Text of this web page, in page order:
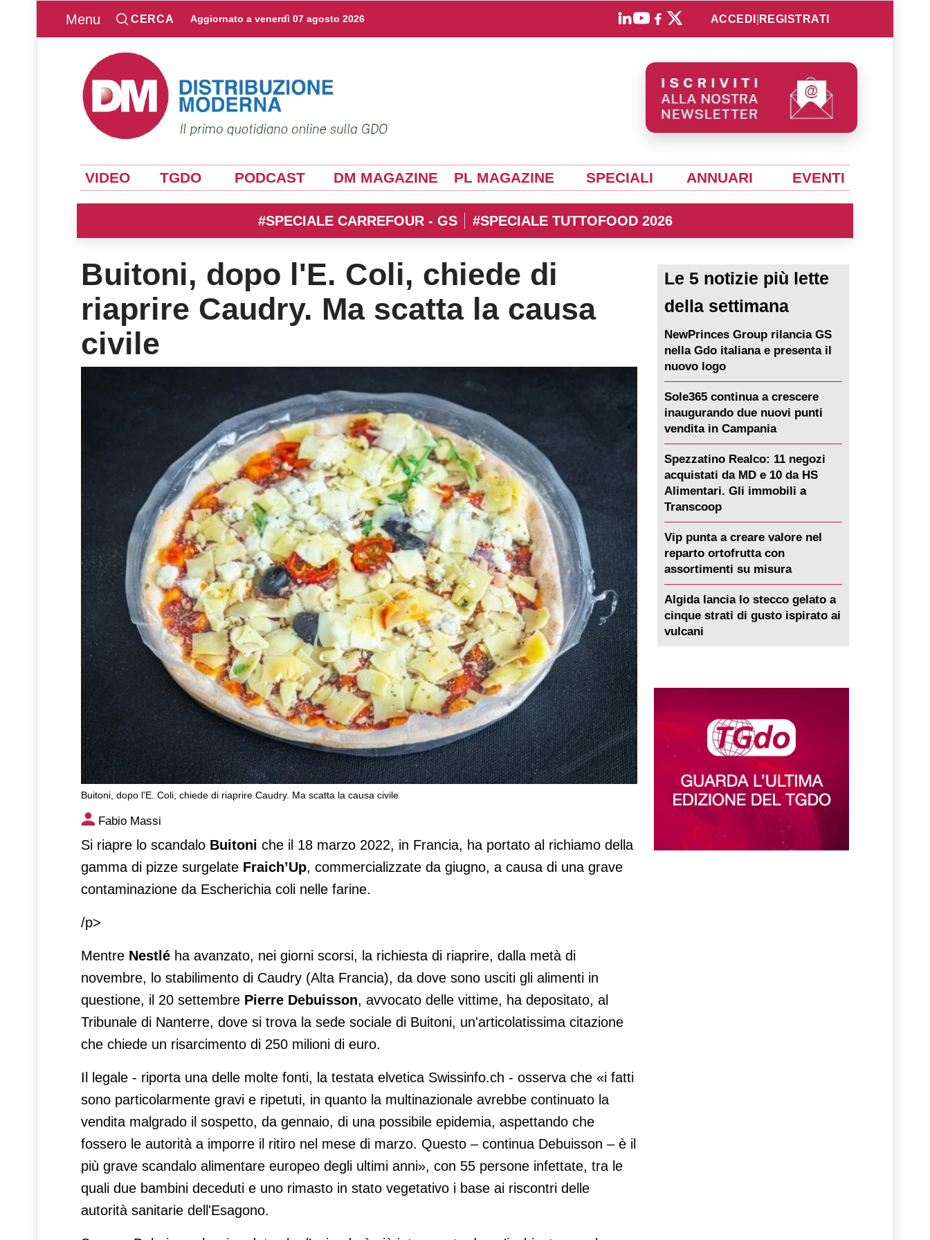
Menu CERCA Aggiornato a venerdì 07 agosto 2026 ACCEDI REGISTRATI
VIDEO TGDO PODCAST DM MAGAZINE PL MAGAZINE SPECIALI ANNUARI EVENTI
#SPECIALE CARREFOUR - GS #SPECIALE TUTTOFOOD 2026
Buitoni, dopo l'E. Coli, chiede di
riaprire Caudry. Ma scatta la causa
civile
Buitoni, dopo l'E. Coli, chiede di riaprire Caudry. Ma scatta la causa civile
Buitoni, dopo l'E. Coli, chiede di riaprire Caudry. Ma scatta la causa
civile
Fabio Massi
Si riapre lo scandalo Buitoni che il 18 marzo 2022, in Francia, ha portato al richiamo della
gamma di pizze surgelate Fraich’Up, commercializzate da giugno, a causa di una grave
contaminazione da Escherichia coli nelle farine.
/p>
Mentre Nestlé ha avanzato, nei giorni scorsi, la richiesta di riaprire, dalla metà di
novembre, lo stabilimento di Caudry (Alta Francia), da dove sono usciti gli alimenti in
questione, il 20 settembre Pierre Debuisson, avvocato delle vittime, ha depositato, al
Tribunale di Nanterre, dove si trova la sede sociale di Buitoni, un'articolatissima citazione
che chiede un risarcimento di 250 milioni di euro.
Il legale - riporta una delle molte fonti, la testata elvetica Swissinfo.ch - osserva che «i fatti
sono particolarmente gravi e ripetuti, in quanto la multinazionale avrebbe continuato la
vendita malgrado il sospetto, da gennaio, di una possibile epidemia, aspettando che
fossero le autorità a imporre il ritiro nel mese di marzo. Questo – continua Debuisson – è il
più grave scandalo alimentare europeo degli ultimi anni», con 55 persone infettate, tra le
quali due bambini deceduti e uno rimasto in stato vegetativo i base ai riscontri delle
autorità sanitarie dell'Esagono.
Le 5 notizie più lette
della settimana
NewPrinces Group rilancia GS
nella Gdo italiana e presenta il
nuovo logo
Sole365 continua a crescere
inaugurando due nuovi punti
vendita in Campania
Spezzatino Realco: 11 negozi
acquistati da MD e 10 da HS
Alimentari. Gli immobili a
Transcoop
Vip punta a creare valore nel
reparto ortofrutta con
assortimenti su misura
Algida lancia lo stecco gelato a
cinque strati di gusto ispirato ai
vulcani